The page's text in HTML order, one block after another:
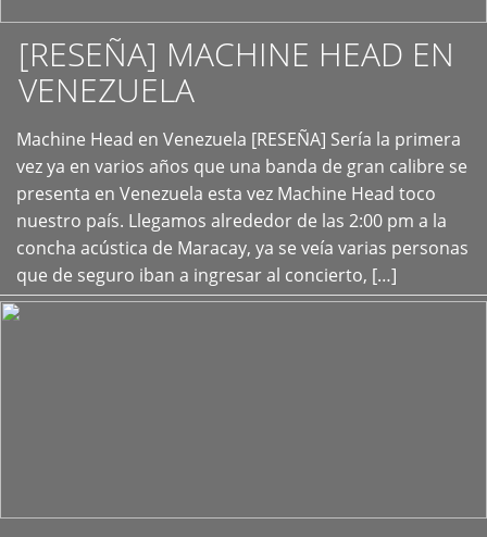
[RESEÑA] MACHINE HEAD EN
VENEZUELA
Machine Head en Venezuela [RESEÑA] Sería la primera
vez ya en varios años que una banda de gran calibre se
presenta en Venezuela esta vez Machine Head toco
nuestro país. Llegamos alrededor de las 2:00 pm a la
concha acústica de Maracay, ya se veía varias personas
que de seguro iban a ingresar al concierto, […]
+